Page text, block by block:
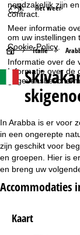
noodzakelijk zijn
contract.
Meer informatie
om uw instellingen
Cookie-Policy
Informatie over de
Informatie over de
Het weer
S
t
r
t
p
a
g
Italië
In Arabba is er voor
in een ongerepte
zijn geschikt voor
en groepen. Hier is
en breng uw
Accommodaties
Kaart